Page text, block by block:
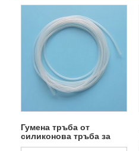
Гумена тръба от
силиконова тръба за
храна